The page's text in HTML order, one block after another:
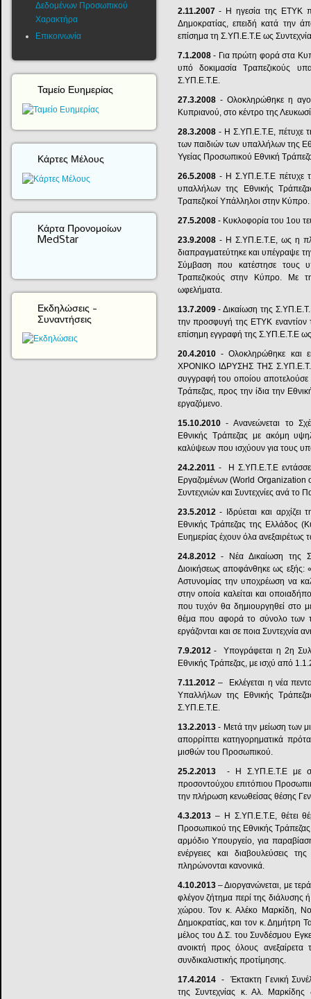
2.11.2007- Η ηγεσία της ΕΤΥΚ
Δημοκρατίας, επειδή κατά την
επίσημα τη Σ.ΥΠ.Ε.Τ.Ε ως
7.1.2008- Για πρώτη φορά στα
υπό δοκιμασία Τραπεζικούς
Σ.ΥΠ.Ε.Τ.Ε.
27.3.2008- Ολοκληρώθηκε η
Κυπριανού, στο κέντρο της
28.3.2008- Η Σ.ΥΠ.Ε.Τ.Ε, πέτυχε
των παιδιών των υπαλλήλων της
Υγείας Προσωπικού Εθνική
26.5.2008- Η Σ.ΥΠ.Ε.Τ.Ε πέτυχε
υπαλλήλων της Εθνικής
Τραπεζικοί Υπάλληλοι στην Κύπρο.
27.5.2008- Κυκλοφορία του 1ου
23.9.2008- Η Σ.ΥΠ.Ε.Τ.Ε, ως η
διαπραγματεύτηκε και υπέγραψε
Σύμβαση που κατέστησε τους
Τραπεζικούς στην Κύπρο. Με
ωφελήματα.
13.7.2009- Δικαίωση της
την προσφυγή της ΕΤΥΚ εναντίον
επίσημη εγγραφή της Σ.ΥΠ.Ε.Τ.Ε ως
20.4.2010- Ολοκληρώθηκε και
ΧΡΟΝΙΚΟ ΙΔΡΥΣΗΣ ΤΗΣ
συγγραφή του οποίου
Τράπεζας, προς την ίδια την
εργαζόμενο.
15.10.2010- Ανανεώνεται το
Εθνικής Τράπεζας με ακόμη
καλύψεων που ισχύουν για τους
24.2.2011- Η Σ.ΥΠ.Ε.Τ.Ε
Εργαζομένων (World Organization
Συντεχνιών και Συντεχνίες ανά το
23.5.2012- Ιδρύεται και
Εθνικής Τράπεζας της Ελλάδος
Ευημερίας έχουν όλα
24.8.2012- Νέα Δικαίωση της
Διοικήσεως αποφάνθηκε ως εξής:
Αστυνομίας την υποχρέωση να
στην οποία καλείται και
που τυχόν θα δημιουργηθεί στο
θέμα που αφορά το σύνολο των
εργάζονται και σε ποια Συντεχνία
7.9.2012- Υπογράφεται η 2η
Εθνικής Τράπεζας, με ισχύ από
7.11.2012– Εκλέγεται η νέα
Υπαλλήλων της Εθνικής
Σ.ΥΠ.Ε.Τ.Ε.
13.2.2013- Μετά την μείωση των
απορρίπτει κατηγορηματικά
μισθών του Προσωπικού.
25.2.2013- Η Σ.ΥΠ.Ε.Τ.Ε με
προσοντούχου επιτόπιου
την πλήρωση κενωθείσας θέσης
4.3.2013– Η Σ.ΥΠ.Ε.Τ.Ε, θέτει
Προσωπικού της Εθνικής Τράπεζας
αρμόδιο Υπουργείο, για
ενέργειες και διαβουλεύσεις
πληρώνονται κανονικά.
4.10.2013– Διοργανώνεται, με
φλέγον ζήτημα περί της διάλυσης
χώρου. Τον κ. Αλέκο Μαρκίδη,
Δημοκρατίας, και τον κ. Δημήτρη
μέλος του Δ.Σ. του Συνδέσμου
ανοικτή προς όλους
συνδικαλιστικής προτίμησης.
17.4.2014- Έκτακτη Γενική
της Συντεχνίας κ. Αλ. Μαρκίδης
Δεδομένων Προσωπικού
Χαρακτήρα
Επικοινωνία
Ταμείο Ευημερίας
Κάρτες Μέλους
Κάρτα Προνομοίων
MedStar
Εκδηλώσεις -
Συναντήσεις